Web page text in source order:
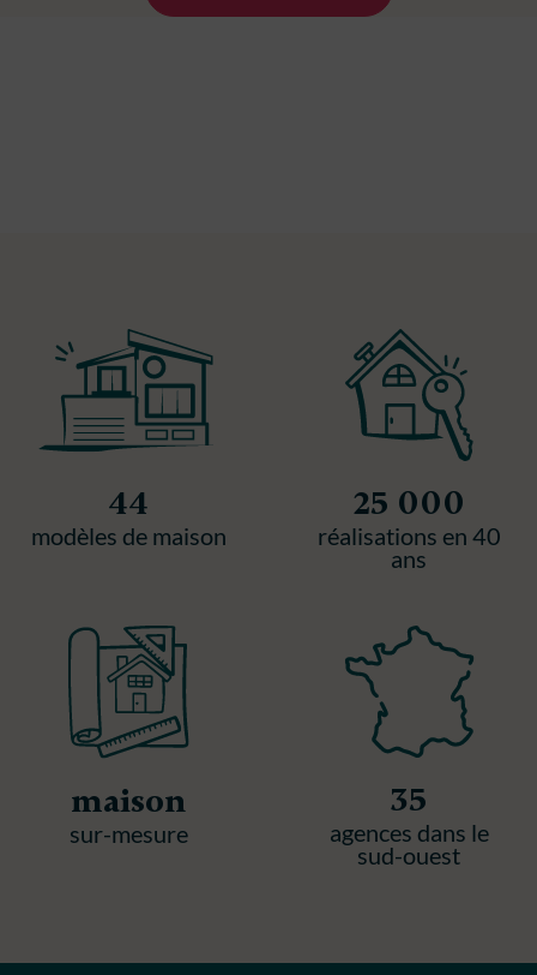
44
modèles de maison
25 000
réalisations en 40
ans
maison
sur-mesure
35
agences dans le
sud-ouest